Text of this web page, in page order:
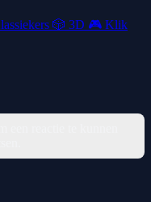
🎲 3D 🎮 Klik